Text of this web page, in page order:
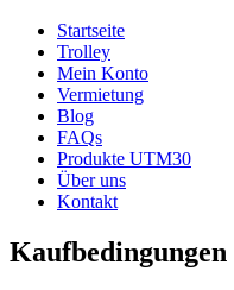
Startseite
Trolley
Mein Konto
Vermietung
Blog
FAQs
Produkte UTM30
Über uns
Kontakt